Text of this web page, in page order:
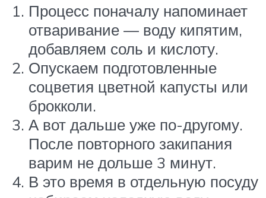
Процесс поначалу напоминает
отваривание — воду кипятим,
добавляем соль и кислоту.
Опускаем подготовленные
соцветия цветной капусты или
брокколи.
А вот дальше уже по-другому.
После повторного закипания
варим не дольше 3 минут.
В это время в отдельную посуду